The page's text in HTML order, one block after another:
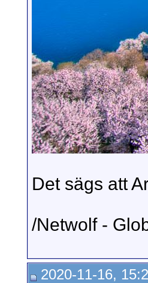
Det sägs att
/Netwolf -
2020-11-16,